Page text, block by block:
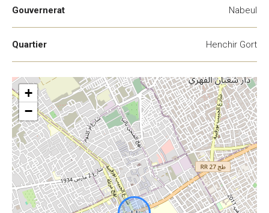
Gouvernerat Nabeul
Quartier Henchir Gort
+
−